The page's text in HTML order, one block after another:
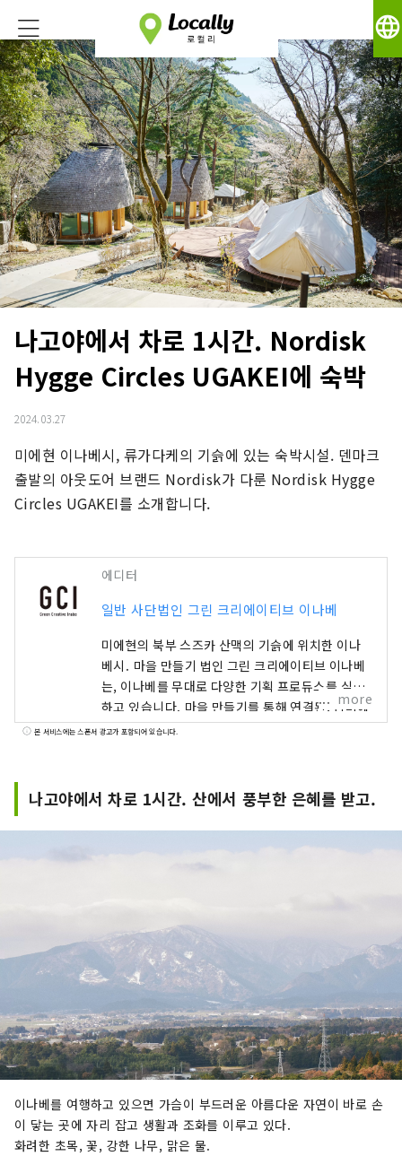
language
나고야에서 차로 1시간. Nordisk
Hygge Circles UGAKEI에 숙박
2024.03.27
미에현 이나베시, 류가다케의 기슭에 있는 숙박시설. 덴마크
출발의 아웃도어 브랜드 Nordisk가 다룬 Nordisk Hygge
Circles UGAKEI를 소개합니다.
에디터
일반 사단법인 그린 크리에이티브 이나베
미에현의 북부 스즈카 산맥의 기슭에 위치한 이나
베시. 마을 만들기 법인 그린 크리에이티브 이나베
는, 이나베를 무대로 다양한 기획 프로듀스를 실시
하고 있습니다. 마을 만들기를 통해 연결된, 냄비에
사는 사람들. 산기슭의 아름다운 자연과 다양한 날
이나베 여행이 더욱 풍요로울 수 있도록 도와드립
니다.
more
본 서비스에는 스폰서 광고가 포함되어 있습니다.
나고야에서 차로 1시간. 산에서 풍부한 은혜를 받고.
이나베를 여행하고 있으면 가슴이 부드러운 아름다운 자연이 바로 손
이 닿는 곳에 자리 잡고 생활과 조화를 이루고 있다.
화려한 초목, 꽃, 강한 나무, 맑은 물.